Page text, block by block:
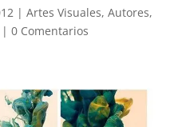
| Artes Visuales, Autores,
| 0 Comentarios